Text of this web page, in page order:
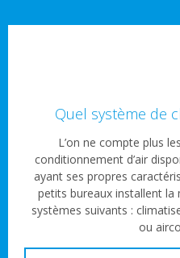
Quel système de
L’on ne compte plus
conditionnement d’air
ayant ses propres
petits bureaux installent
systèmes suivants :
ou